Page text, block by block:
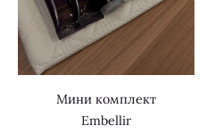
Мини комплект
Embellir